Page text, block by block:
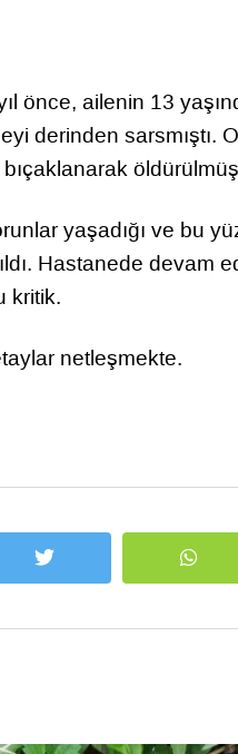
önce, ailenin 13
derinden sarsmıştı.
yaşadığı ve bu
Hastanede devam
kritik.
netleşmekte.